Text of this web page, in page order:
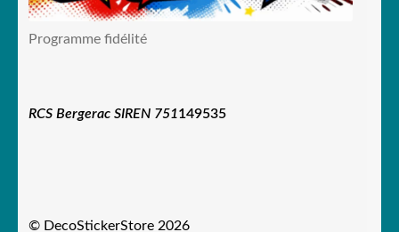
Programme fidélité
RCS Bergerac SIREN 751149535
© DecoStickerStore 2026